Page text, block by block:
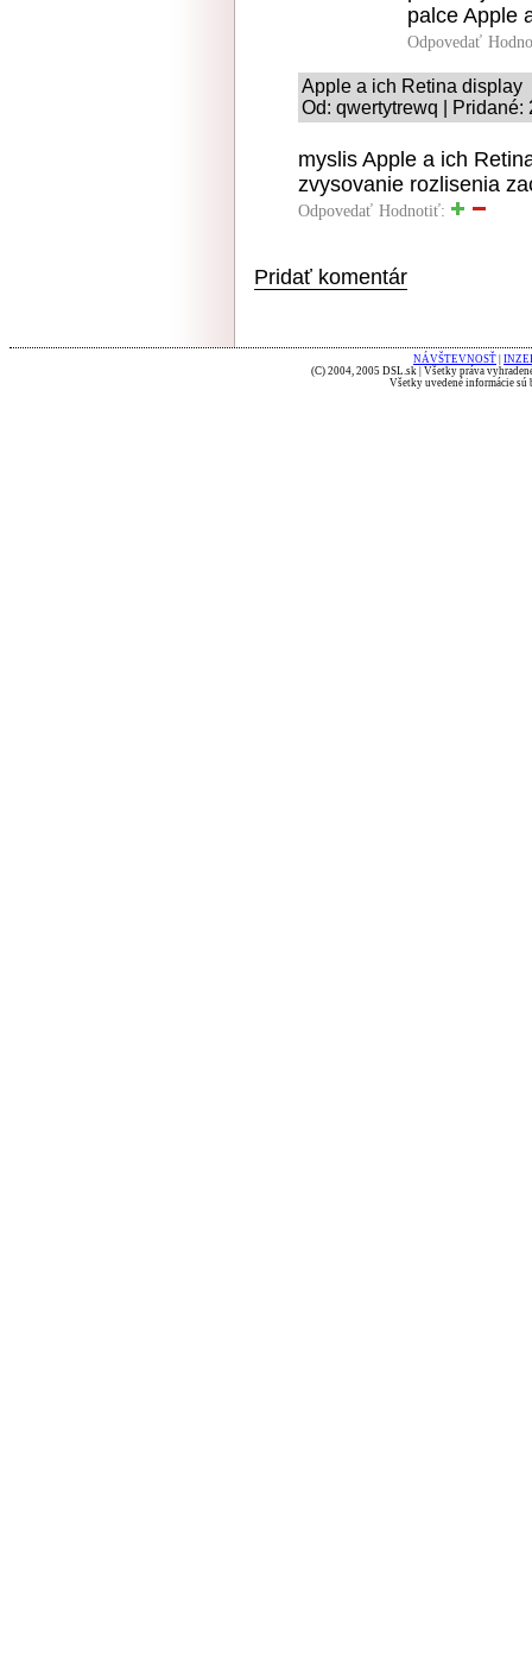
palce Apple
Odpovedať
Apple a ich Retina display
Od: qwertytrewq | Pridané:
myslis Apple a ich
zvysovanie rozlisenia
Odpovedať Hodnotiť:
Pridať komentár
NÁVŠTEVNOSŤ
(C) 2004, 2005 DSL.sk | Všetky práva
Všetky uvedené informácie sú